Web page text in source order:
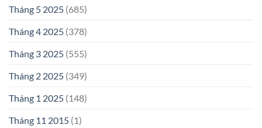
Tháng 5 2025 (685)
Tháng 4 2025 (378)
Tháng 3 2025 (555)
Tháng 2 2025 (349)
Tháng 1 2025 (148)
Tháng 11 2015 (1)